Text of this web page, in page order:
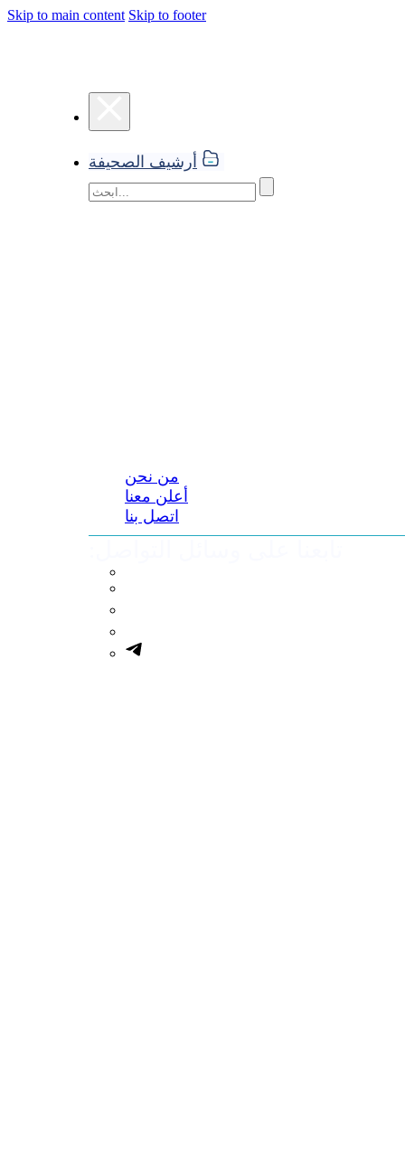
Skip to main content Skip to footer
أرشيف الصحيفة
من نحن
أعلن معنا
اتصل بنا